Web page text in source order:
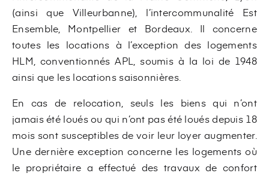
(ainsi que Villeurbanne), l’intercommunalité Est
Ensemble, Montpellier et Bordeaux. Il concerne
toutes les locations à l’exception des logements
HLM, conventionnés APL, soumis à la loi de 1948
ainsi que les locations saisonnières.
En cas de relocation, seuls les biens qui n’ont
jamais été loués ou qui n’ont pas été loués depuis 18
mois sont susceptibles de voir leur loyer augmenter.
Une dernière exception concerne les logements où
le propriétaire a effectué des travaux de confort